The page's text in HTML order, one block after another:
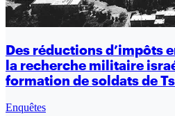
Des réductions d’impôts
la recherche militaire
formation de soldats de
Enquêtes